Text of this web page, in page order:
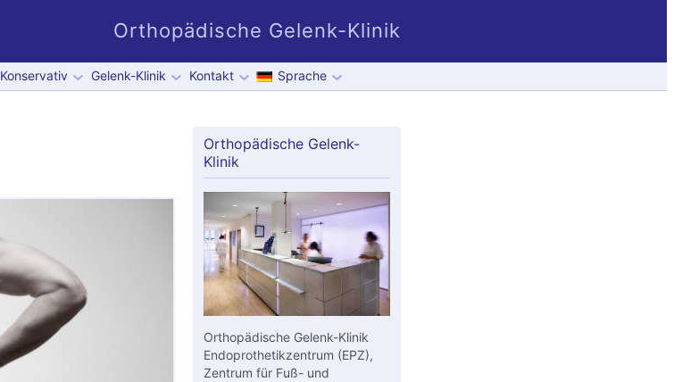
Orthopädische Gelenk-Klinik
Konservativ Gelenk-Klinik Kontakt Sprache
Orthopädische Gelenk-
Klinik
Orthopädische Gelenk-Klinik
Endoprothetikzentrum (EPZ),
Zentrum für Fuß- und